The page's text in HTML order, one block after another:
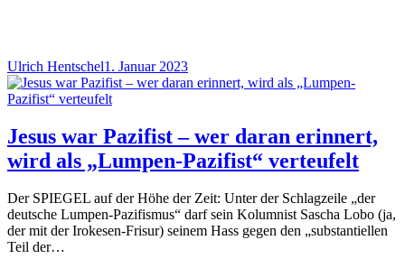
Ulrich Hentschel1. Januar 2023
Jesus war Pazifist – wer daran erinnert,
wird als „Lumpen-Pazifist“ verteufelt
Der SPIEGEL auf der Höhe der Zeit: Unter der Schlagzeile „der
deutsche Lumpen-Pazifismus“ darf sein Kolumnist Sascha Lobo (ja,
der mit der Irokesen-Frisur) seinem Hass gegen den „substantiellen
Teil der…